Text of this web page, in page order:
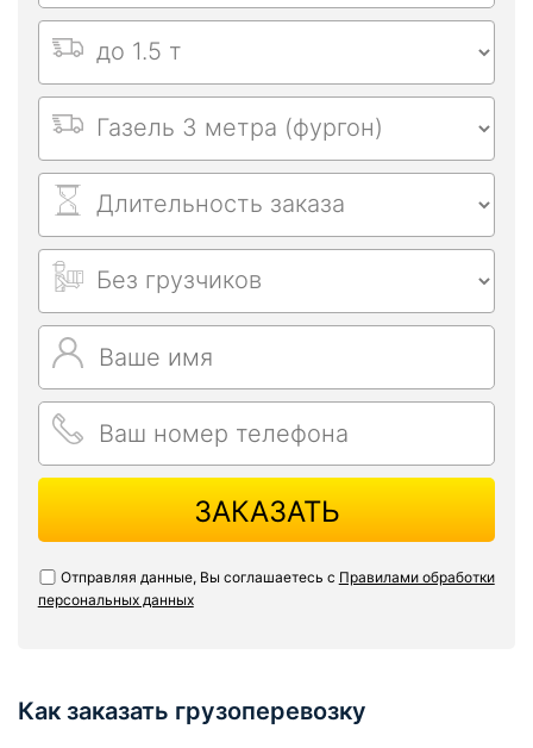
ЗАКАЗАТЬ
Отправляя данные, Вы соглашаетесь с Правилами обработки
персональных данных
Как заказать грузоперевозку